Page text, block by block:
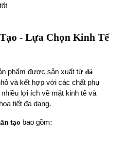
- Lựa Chọn Kinh Tế
phẩm được sản xuất từđá
và kết hợp với các chất phụ
lợi ích về mặt kinh tế và
tiết đa dạng.
tạo bao gồm: